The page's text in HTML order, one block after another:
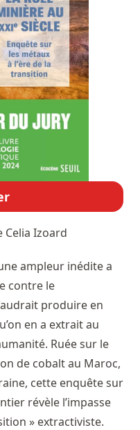
Celia Izoard
ampleur inédite a
contre le
produire en
en a extrait au
Ruée sur le
de cobalt au Maroc,
cette enquête sur
révèle l’impasse
» extractiviste.